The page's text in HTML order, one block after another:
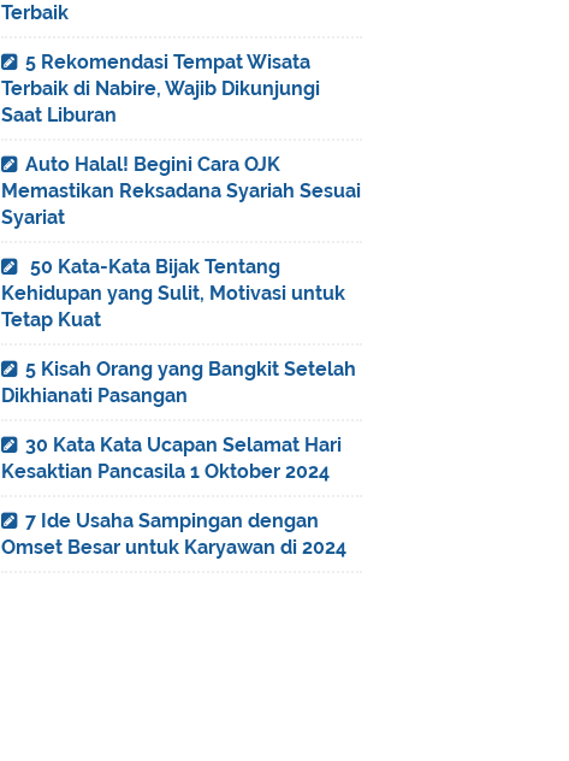
Terbaik
5 Rekomendasi Tempat Wisata
Terbaik di Nabire, Wajib Dikunjungi
Saat Liburan
Auto Halal! Begini Cara OJK
Memastikan Reksadana Syariah Sesuai
Syariat
50 Kata-Kata Bijak Tentang
Kehidupan yang Sulit, Motivasi untuk
Tetap Kuat
5 Kisah Orang yang Bangkit Setelah
Dikhianati Pasangan
30 Kata Kata Ucapan Selamat Hari
Kesaktian Pancasila 1 Oktober 2024
7 Ide Usaha Sampingan dengan
Omset Besar untuk Karyawan di 2024